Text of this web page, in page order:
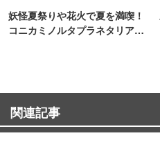
妖怪夏祭りや花火で夏を満喫！
コニカミノルタプラネタリア
関連記事